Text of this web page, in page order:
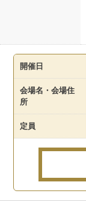
開催日
会場名・会場住
所
定員